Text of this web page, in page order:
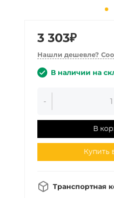
3 303₽
Нашли дешевле?
В наличии на
-
В
Купить
Транспортная